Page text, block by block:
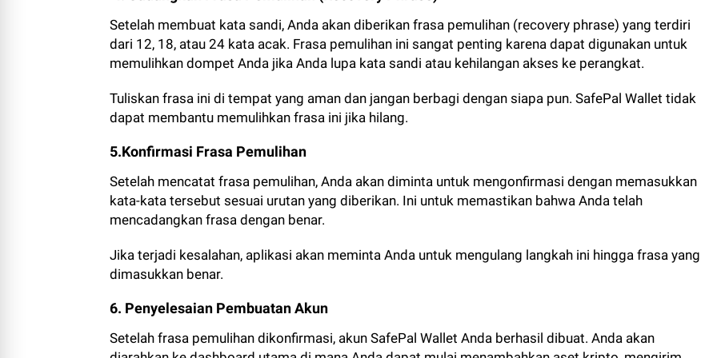
Setelah membuat kata sandi, Anda akan diberikan frasa pemulihan (recovery phrase) yang terdiri
dari 12, 18, atau 24 kata acak. Frasa pemulihan ini sangat penting karena dapat digunakan untuk
memulihkan dompet Anda jika Anda lupa kata sandi atau kehilangan akses ke perangkat.
Tuliskan frasa ini di tempat yang aman dan jangan berbagi dengan siapa pun. SafePal Wallet tidak
dapat membantu memulihkan frasa ini jika hilang.
5.Konfirmasi Frasa Pemulihan
Setelah mencatat frasa pemulihan, Anda akan diminta untuk mengonfirmasi dengan memasukkan
kata-kata tersebut sesuai urutan yang diberikan. Ini untuk memastikan bahwa Anda telah
mencadangkan frasa dengan benar.
Jika terjadi kesalahan, aplikasi akan meminta Anda untuk mengulang langkah ini hingga frasa yang
dimasukkan benar.
6. Penyelesaian Pembuatan Akun
Setelah frasa pemulihan dikonfirmasi, akun SafePal Wallet Anda berhasil dibuat. Anda akan